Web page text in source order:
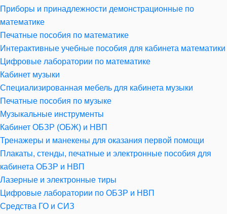
Приборы и принадлежности демонстрационные по
математике
Печатные пособия по математике
Интерактивные учебные пособия для кабинета математики
Цифровые лаборатории по математике
Кабинет музыки
Специализированная мебель для кабинета музыки
Печатные пособия по музыке
Музыкальные инструменты
Кабинет ОБЗР (ОБЖ) и НВП
Тренажеры и манекены для оказания первой помощи
Плакаты, стенды, печатные и электронные пособия для
кабинета ОБЗР и НВП
Лазерные и электронные тиры
Цифровые лаборатории по ОБЗР и НВП
Средства ГО и СИЗ